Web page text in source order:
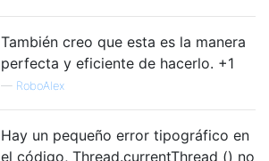
También creo que esta es la manera
perfecta y eficiente de hacerlo. +1
— RoboAlex
Hay un pequeño error tipográfico en
el código, Thread.currentThread () no